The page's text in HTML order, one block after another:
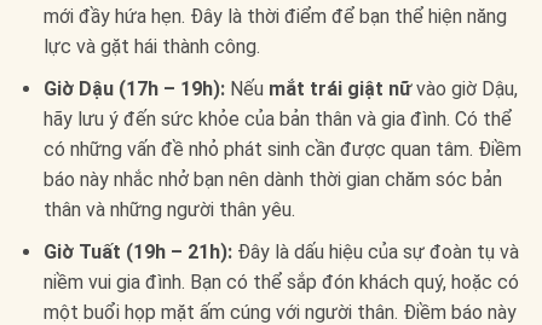
mới đầy hứa hẹn. Đây là thời điểm để bạn thể hiện năng
lực và gặt hái thành công.
Giờ Dậu (17h – 19h):Nếu mắt trái giật nữvào giờ Dậu,
hãy lưu ý đến sức khỏe của bản thân và gia đình. Có thể
có những vấn đề nhỏ phát sinh cần được quan tâm. Điềm
báo này nhắc nhở bạn nên dành thời gian chăm sóc bản
thân và những người thân yêu.
Giờ Tuất (19h – 21h):Đây là dấu hiệu của sự đoàn tụ và
niềm vui gia đình. Bạn có thể sắp đón khách quý, hoặc có
một buổi họp mặt ấm cúng với người thân. Điềm báo này